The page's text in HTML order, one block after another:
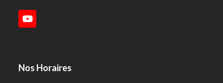
YouTube
Nos Horaires